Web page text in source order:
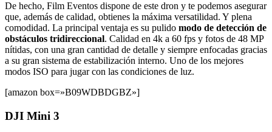
De hecho, Film Eventos dispone de este dron y te podemos asegurar
que, además de calidad, obtienes la máxima versatilidad. Y plena
comodidad. La principal ventaja es su pulido modo de detección de
obstáculos tridireccional. Calidad en 4k a 60 fps y fotos de 48 MP
nítidas, con una gran cantidad de detalle y siempre enfocadas gracias
a su gran sistema de estabilización interno. Uno de los mejores
modos ISO para jugar con las condiciones de luz.
[amazon box=»B09WDBDGBZ»]
DJI Mini 3